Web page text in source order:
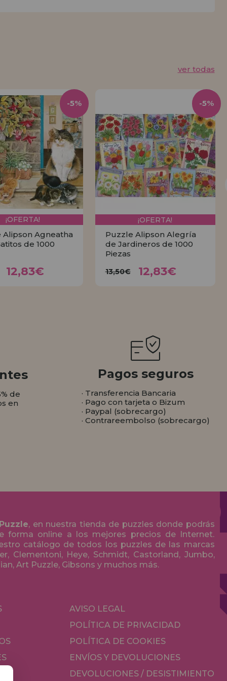
ver todas
¡OFERTA!
Alipson Agneatha
de 1000
12,83€
-5%
¡OFERTA!
Puzzle Alipson Alegría
de Jardineros de 1000
Piezas
13,50€ 12,83€
-5%
de
en
Pagos seguros
· Transferencia Bancaria
· Pago con tarjeta o Bizum
· Paypal (sobrecargo)
· Contrareembolso (sobrecargo)
, en nuestra tienda de puzzles donde podrás
forma online a los mejores precios de Internet.
catálogo de todos los puzzles de las marcas
Clementoni, Heye, Schmidt, Castorland, Jumbo,
Art Puzzle, Gibsons y muchos más.
AVISO LEGAL
POLÍTICA DE PRIVACIDAD
POLÍTICA DE COOKIES
ENVÍOS Y DEVOLUCIONES
DEVOLUCIONES / DESISTIMIENTO